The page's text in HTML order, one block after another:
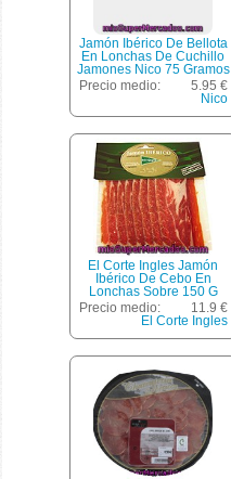
Jamón Ibérico De Bellota
En Lonchas De Cuchillo
Jamones Nico 75 Gramos
Precio medio:
5.95 €
Nico
El Corte Ingles Jamón
Ibérico De Cebo En
Lonchas Sobre 150 G
Precio medio:
11.9 €
El Corte Ingles